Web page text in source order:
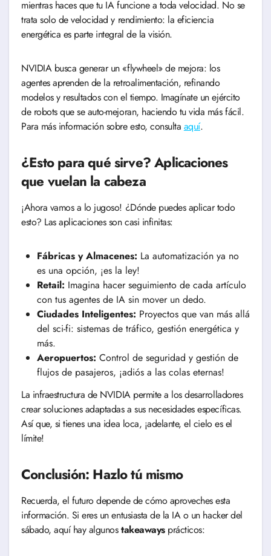
mientras haces que tu IA funcione a toda velocidad. No se
trata solo de velocidad y rendimiento: la eficiencia
energética es parte integral de la visión.
NVIDIA busca generar un «flywheel» de mejora: los
agentes aprenden de la retroalimentación, refinando
modelos y resultados con el tiempo. Imagínate un ejército
de robots que se auto-mejoran, haciendo tu vida más fácil.
Para más información sobre esto, consulta aquí.
¿Esto para qué sirve? Aplicaciones
que vuelan la cabeza
¡Ahora vamos a lo jugoso! ¿Dónde puedes aplicar todo
esto? Las aplicaciones son casi infinitas:
Fábricas y Almacenes: La automatización ya no
es una opción, ¡es la ley!
Retail: Imagina hacer seguimiento de cada artículo
con tus agentes de IA sin mover un dedo.
Ciudades Inteligentes: Proyectos que van más allá
del sci-fi: sistemas de tráfico, gestión energética y
más.
Aeropuertos: Control de seguridad y gestión de
flujos de pasajeros, ¡adiós a las colas eternas!
La infraestructura de NVIDIA permite a los desarrolladores
crear soluciones adaptadas a sus necesidades específicas.
Así que, si tienes una idea loca, ¡adelante, el cielo es el
límite!
Conclusión: Hazlo tú mismo
Recuerda, el futuro depende de cómo aproveches esta
información. Si eres un entusiasta de la IA o un hacker del
sábado, aquí hay algunostakeawaysprácticos: